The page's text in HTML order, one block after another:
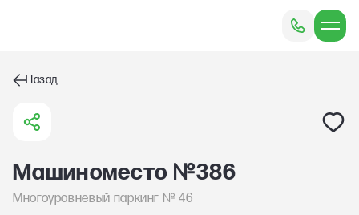
Назад
Машиноместо №386
Многоуровневый паркинг № 46